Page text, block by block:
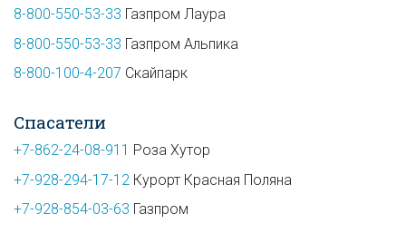
8-800-550-53-33 Газпром Лаура
8-800-550-53-33 Газпром Альпика
8-800-100-4-207 Скайпарк
Спасатели
+7-862-24-08-911 Роза Хутор
+7-928-294-17-12 Курорт Красная Поляна
+7-928-854-03-63 Газпром